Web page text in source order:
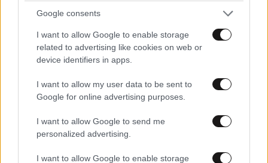
Google consents
I want to allow Google to enable storage
related to advertising like cookies on web or
device identifiers in apps.
I want to allow my user data to be sent to
Google for online advertising purposes.
I want to allow Google to send me
personalized advertising.
I want to allow Google to enable storage
ΠΡΟΣΘΗΚΗ
Προσέξτε την ΣΗΜΑΝΤΙΚΉ λεπτομέρεια του άρθρου!
ΟΙ περιπτώσεις είχαν να κάνουν με άτομα από το